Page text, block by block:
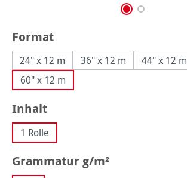
Formatauswählen
24" x 12 m 36" x 12 m
44" x 12 m
60" x 12 m
Inhaltauswählen
1 Rolle
Grammatur g/m²